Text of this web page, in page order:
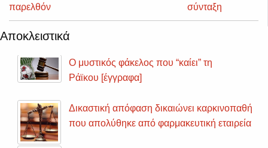
παρελθόν
σύνταξη
Αποκλειστικά
Ο μυστικός φάκελος που “καίει” τη
Ράϊκου [έγγραφα]
Δικαστική απόφαση δικαιώνει καρκινοπαθή
που απολύθηκε από φαρμακευτική εταιρεία